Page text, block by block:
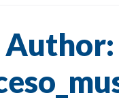
Author: